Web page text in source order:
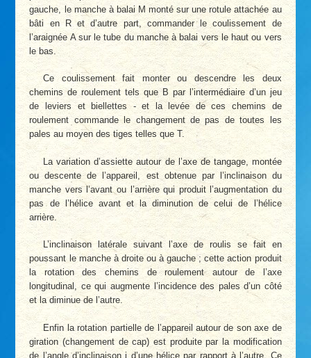
gauche, le manche à balai M monté sur une rotule attachée au
bâti en R et d’autre part, commander le coulissement de
l’araignée A sur le tube du manche à balai vers le haut ou vers
le bas.
Ce coulissement fait monter ou descendre les deux
chemins de roulement tels que B par l’intermédiaire d’un jeu
de leviers et biellettes - et la levée de ces chemins de
roulement commande le changement de pas de toutes les
pales au moyen des tiges telles que T.
La variation d’assiette autour de l’axe de tangage, montée
ou descente de l’appareil, est obtenue par l’inclinaison du
manche vers l’avant ou l’arrière qui produit l’augmentation du
pas de l’hélice avant et la diminution de celui de l’hélice
arrière.
L’inclinaison latérale suivant l’axe de roulis se fait en
poussant le manche à droite ou à gauche ; cette action produit
la rotation des chemins de roulement autour de l’axe
longitudinal, ce qui augmente l’incidence des pales d’un côté
et la diminue de l’autre.
Enfin la rotation partielle de l’appareil autour de son axe de
giration (changement de cap) est produite par la modification
de l’angle d’inclinaison i d’une hélice par rapport à l’autre. Ce